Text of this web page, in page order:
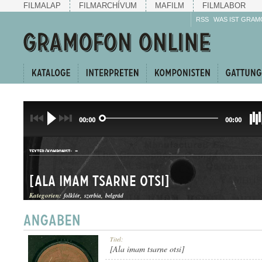
FILMALAP FILMARCHÍVUM MAFILM FILMLABOR
RSS WAS IST
00:00 00:00
TEXTER/KOMPONIST: -
GATTUNG: NÉPDAL
[Ala imam tsarne otsi]
Kategorien: folklór szerbia belgrád
Titel:
[Ala imam tsarne otsi]